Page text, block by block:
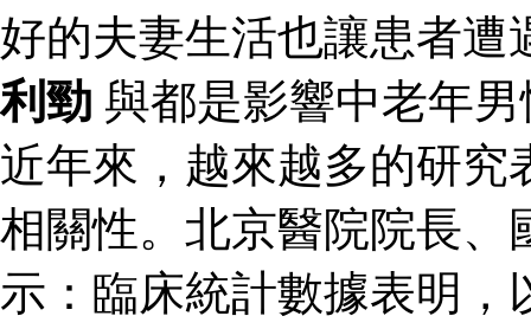
好的夫妻生活也讓患者
利勁 與都是影響中老年
近年來，越來越多的研究
相關性。北京醫院院長、
示：臨床統計數據表明，